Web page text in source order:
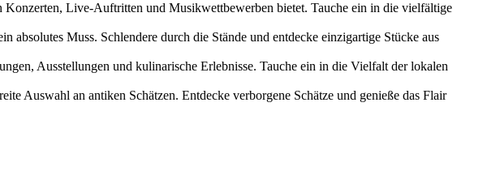
Live-Auftritten und Musikwettbewerben bietet. Tauche ein in die vielfältige
Muss. Schlendere durch die Stände und entdecke einzigartige Stücke aus
Ausstellungen und kulinarische Erlebnisse. Tauche ein in die Vielfalt der lokalen
Auswahl an antiken Schätzen. Entdecke verborgene Schätze und genieße das Flair